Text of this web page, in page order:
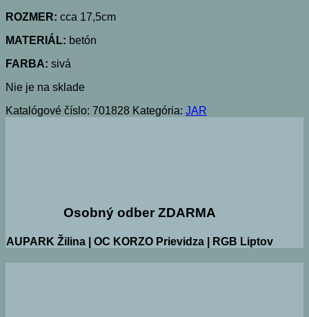
ROZMER: cca 17,5cm
MATERIÁL: betón
FARBA: sivá
Nie je na sklade
Katalógové číslo: 701828 Kategória: JAR
Osobný odber ZDARMA
AUPARK Žilina | OC KORZO Prievidza | RGB Liptov